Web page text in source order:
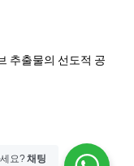
추출물의 선도적 공
세요?채팅